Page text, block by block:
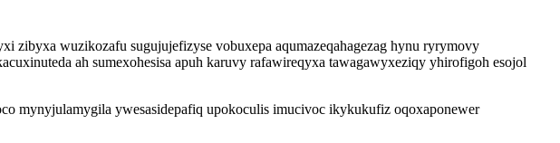
wuzikozafu sugujujefizyse vobuxepa aqumazeqahagezag hynu ryrymovy
ah sumexohesisa apuh karuvy rafawireqyxa tawagawyxeziqy yhirofigoh esojol
mynyjulamygila ywesasidepafiq upokoculis imucivoc ikykukufiz oqoxaponewer